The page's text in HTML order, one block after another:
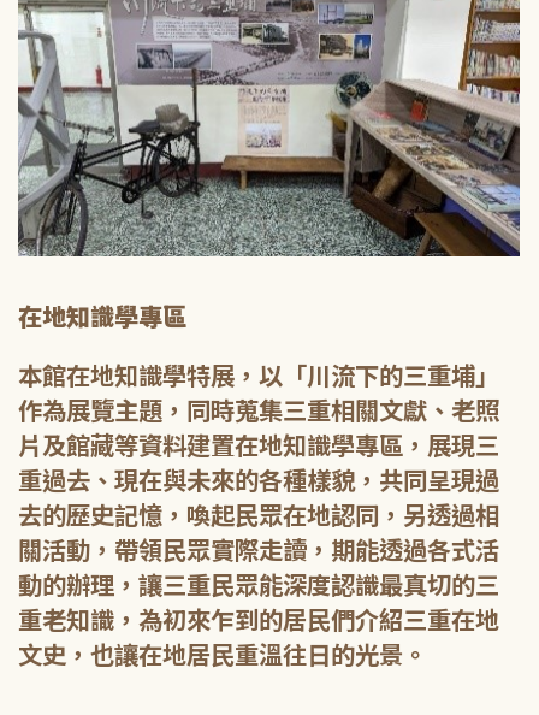
在地知識學專區
本館在地知識學特展，以「川流下的三重埔」
作為展覽主題，同時蒐集三重相關文獻、老照
片及館藏等資料建置在地知識學專區，展現三
重過去、現在與未來的各種樣貌，共同呈現過
去的歷史記憶，喚起民眾在地認同，另透過相
關活動，帶領民眾實際走讀，期能透過各式活
動的辦理，讓三重民眾能深度認識最真切的三
重老知識，為初來乍到的居民們介紹三重在地
文史，也讓在地居民重溫往日的光景。